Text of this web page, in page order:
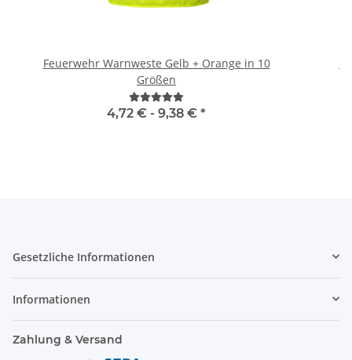
Feuerwehr Warnweste Gelb + Orange in 10
Größen
4,72 € - 9,38 € *
Gesetzliche Informationen
Informationen
Zahlung & Versand